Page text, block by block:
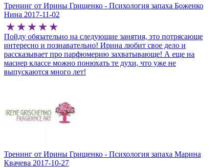
Тренинг от Ирины Грищенко - Психология запаха Боженко
Нина 2017-11-02
Пойду обязательно на следующие занятия, это потрясающе
интересно и познавательно! Ирина любит свое дело и
рассказывает про парфюмерию захватывающе! А еще на
масиер классе можно понюхать те духи, что уже не
выпускаются много лет!
Тренинг от Ирины Грищенко - Психология запаха Марина
Квачева 2017-10-27